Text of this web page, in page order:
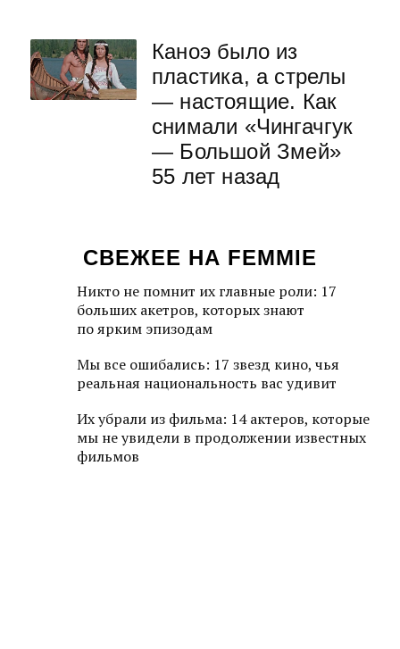
Каноэ было из
пластика, а стрелы
— настоящие. Как
снимали «Чингачгук
— Большой Змей»
55 лет назад
СВЕЖЕЕ НА FEMMIE
Никто не помнит их главные роли: 17
больших акетров, которых знают
по ярким эпизодам
Мы все ошибались: 17 звезд кино, чья
реальная национальность вас удивит
Их убрали из фильма: 14 актеров, которые
мы не увидели в продолжении известных
фильмов